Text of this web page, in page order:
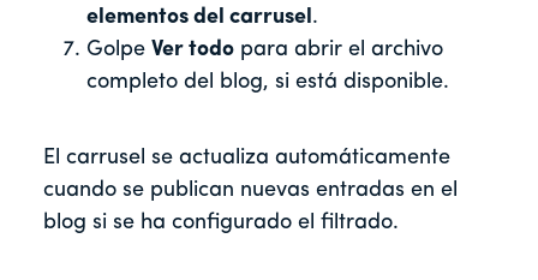
elementos del carrusel.
Golpe Ver todo para abrir el archivo
completo del blog, si está disponible.
El carrusel se actualiza automáticamente
cuando se publican nuevas entradas en el
blog si se ha configurado el filtrado.